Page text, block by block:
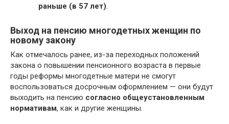
раньше (в 57 лет).
Выход на пенсию многодетных женщин по
новому закону
Как отмечалось ранее, из-за переходных положений
закона о повышении пенсионного возраста в первые
годы реформы многодетные матери не смогут
воспользоваться досрочным оформлением — они будут
выходить на пенсию согласно общеустановленным
нормативам, как и другие женщины.